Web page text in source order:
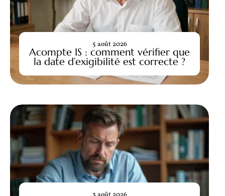
Acompte IS : comment vérifier que
la date d’exigibilité est correcte ?
5 août 2026